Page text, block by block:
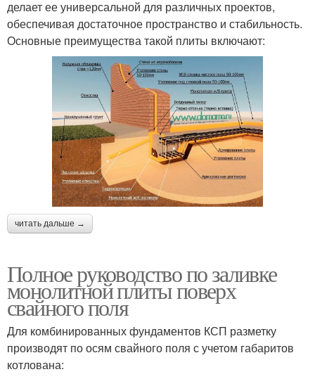
делает ее универсальной для различных проектов,
обеспечивая достаточное пространство и стабильность.
Основные преимущества такой плиты включают:
читать дальше →
Полное руководство по заливке
монолитной плиты поверх
свайного поля
Для комбинированных фундаментов КСП разметку
производят по осям свайного поля с учетом габаритов
котлована: